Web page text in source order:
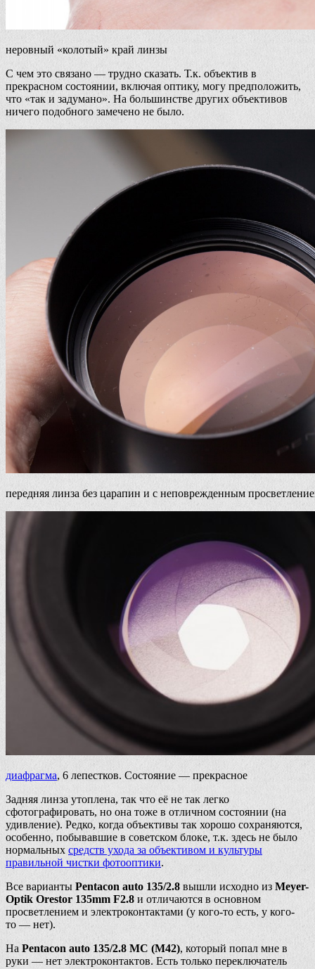
неровный «колотый» край линзы
С чем это связано — трудно сказать. Т.к. объектив в
прекрасном состоянии, включая оптику, могу предположить,
что «так и задумано». На большинстве других объективов
ничего подобного замечено не было.
передняя линза без царапин и с неповрежденным
диафрагма, 6 лепестков. Состояние — прекрасное
Задняя линза утоплена, так что её не так легко
сфотографировать, но она тоже в отличном состоянии (на
удивление). Редко, когда объективы так хорошо сохраняются,
особенно, побывавшие в советском блоке, т.к. здесь не было
нормальных средств ухода за объективом и культуры
правильной чистки фотооптики.
Все варианты Pentacon auto 135/2.8 вышли исходно из Meyer-
Optik Orestor 135mm F2.8 и отличаются в основном
просветлением и электроконтактами (у кого-то есть, у кого-
то — нет).
На Pentacon auto 135/2.8 MC (М42), который попал мне в
руки — нет электроконтактов. Есть только переключатель